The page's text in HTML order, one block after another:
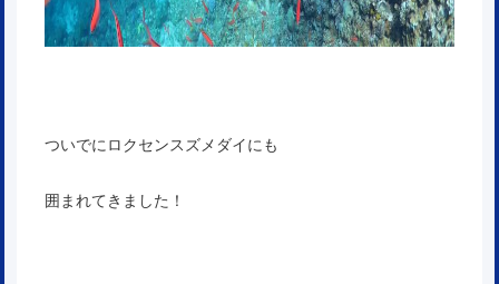
ついでにロクセンスズメダイにも
囲まれてきました！